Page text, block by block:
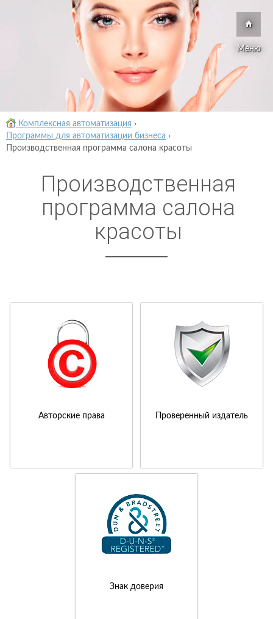
Меню
Комплексная автоматизация ›
Программы для автоматизации бизнеса ›
Производственная программа салона красоты
Производственная
программа салона
красоты
Авторские права Проверенный издатель
Знак доверия